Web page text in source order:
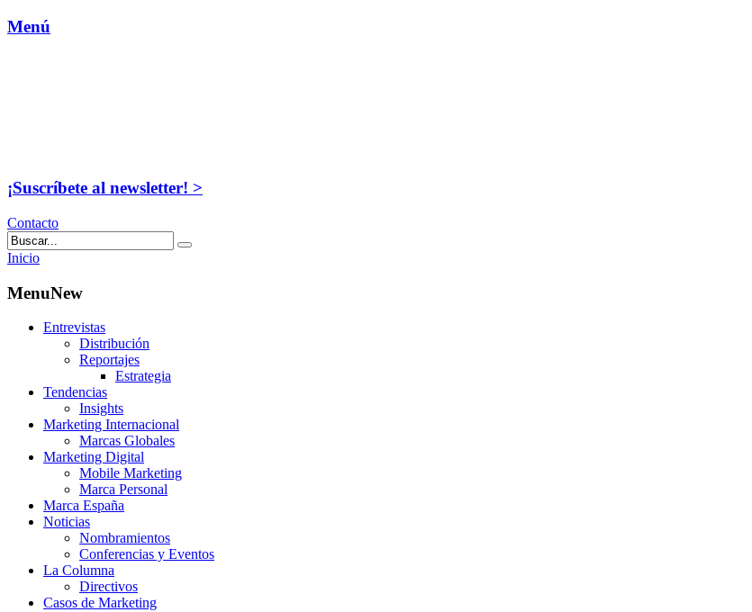
Menú
¡Suscríbete al newsletter! >
Contacto
Inicio
MenuNew
Entrevistas
Distribución
Reportajes
Estrategia
Tendencias
Insights
Marketing Internacional
Marcas Globales
Marketing Digital
Mobile Marketing
Marca Personal
Marca España
Noticias
Nombramientos
Conferencias y Eventos
La Columna
Directivos
Casos de Marketing